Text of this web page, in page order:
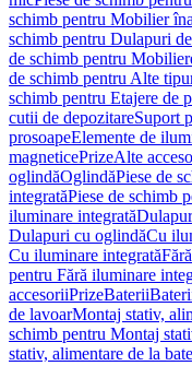
schimb pentru Mobilier
schimb pentru Dulapuri
de schimb pentru
de schimb pentru Alte
schimb pentru Etajere de
cutii de depozitareSuport
prosoapeElemente de
magneticePrizeAlte
oglindăOglindăPiese de
integratăPiese de schimb
iluminare integrată
Dulapuri cu oglindăCu
Cu iluminare integrată
pentru Fără iluminare
accesoriiPrizeBaterii
de lavoarMontaj stativ,
schimb pentru Montaj
stativ, alimentare de la